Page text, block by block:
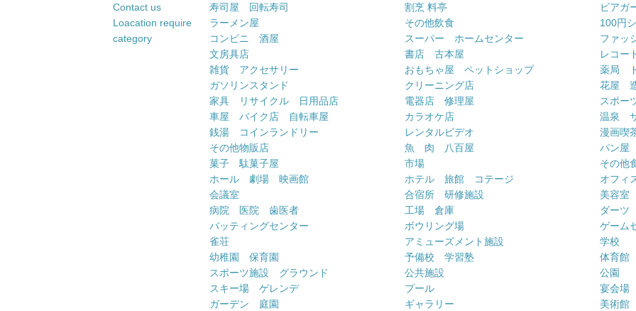
Contact us
Loacation require
category
寿司屋 回転寿司
割烹 料亭
ビアガ
ラーメン屋
その他飲食
100円
コンビニ 酒屋
スーパー ホームセンター
ファッ
文房具店
書店 古本屋
レコー
雑貨 アクセサリー
おもちゃ屋 ペットショップ
薬局
ガソリンスタンド
クリーニング店
花屋
家具 リサイクル 日用品店
電器店 修理屋
スポー
車屋 バイク店 自転車屋
カラオケ店
温泉
銭湯 コインランドリー
レンタルビデオ
漫画喫
その他物販店
魚 肉 八百屋
パン屋
菓子 駄菓子屋
市場
その他
ホール 劇場 映画館
ホテル 旅館 コテージ
オフィ
会議室
合宿所 研修施設
美容室
病院 医院 歯医者
工場 倉庫
ダーツ
バッティングセンター
ボウリング場
ゲーム
雀荘
アミューズメント施設
学校
幼稚園 保育園
予備校 学習塾
体育館
スポーツ施設 グラウンド
公共施設
公園
スキー場 ゲレンデ
プール
宴会場
ガーデン 庭園
ギャラリー 美術館